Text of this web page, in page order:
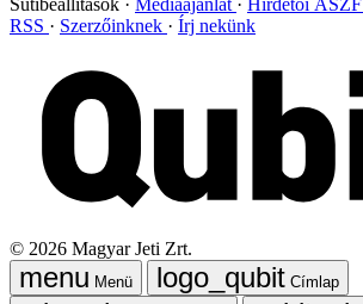
Sütibeállítások
Médiaajánlat Hirdetői ÁSZF
RSS
Szerzőinknek Írj nekünk
© 2026 Magyar Jeti Zrt.
Menü
Címlap